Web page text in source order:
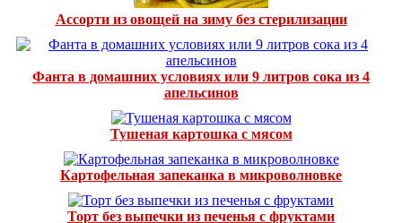
Ассорти из овощей на зиму без стерилизации
Фанта в домашних условиях или 9 литров сока из 4
апельсинов
Тушеная картошка с мясом
Картофельная запеканка в микроволновке
Торт без выпечки из печенья с фруктами